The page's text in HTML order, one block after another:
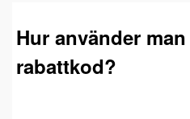
Hur använder
rabattkod?